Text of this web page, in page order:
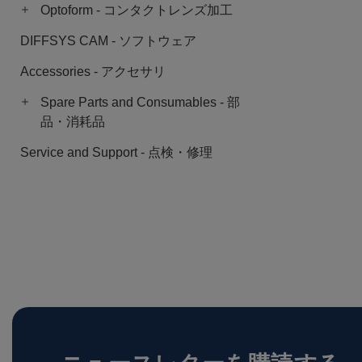
Optoform - コンタクトレンズ加工
DIFFSYS CAM - ソフトウェア
Accessories - アクセサリ
Spare Parts and Consumables - 部
品・消耗品
Service and Support - 点検・修理